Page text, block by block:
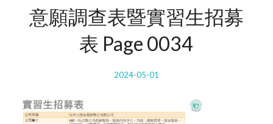
意願調查表暨實習生招募
表 Page 0034
2024-05-01